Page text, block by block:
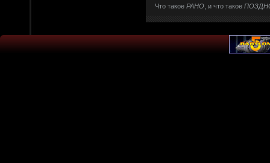
Что такое РАНО, и что такое